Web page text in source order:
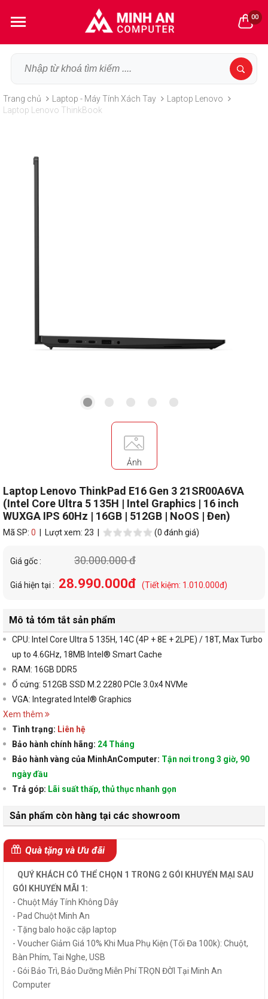
00
Trang chủ Laptop - Máy Tính Xách Tay
Laptop Lenovo
Laptop Lenovo ThinkBook
Ảnh
Laptop Lenovo ThinkPad E16 Gen 3 21SR00A6VA
(Intel Core Ultra 5 135H | Intel Graphics | 16 inch
WUXGA IPS 60Hz | 16GB | 512GB | NoOS | Đen)
Mã SP: 0 | Lượt xem: 23 | (0 đánh giá)
Giá gốc : 30.000.000 đ
Giá hiện tại : 28.990.000đ (Tiết kiệm: 1.010.000đ)
Mô tả tóm tắt sản phẩm
CPU: Intel Core Ultra 5 135H, 14C (4P + 8E + 2LPE) / 18T, Max Turbo
up to 4.6GHz, 18MB Intel® Smart Cache
RAM: 16GB DDR5
Ổ cứng: 512GB SSD M.2 2280 PCIe 3.0x4 NVMe
VGA: Integrated Intel® Graphics
Xem thêm
Tình trạng: Liên hệ
Bảo hành chính hãng: 24 Tháng
Bảo hành vàng của MinhAnComputer: Tận nơi trong 3 giờ, 90
ngày đầu
Trả góp: Lãi suất thấp, thủ thục nhanh gọn
Sản phẩm còn hàng tại các showroom
Quà tặng và Ưu đãi
QUÝ KHÁCH CÓ THỂ CHỌN 1 TRONG 2 GÓI KHUYẾN MẠI SAU
GÓI KHUYẾN MÃI 1:
- Chuột Máy Tính Không Dây
- Pad Chuột Minh An
- Tặng balo hoặc cặp laptop
- Voucher Giảm Giá 10% Khi Mua Phụ Kiện (Tối Đa 100k): Chuột,
Bàn Phím, Tai Nghe, USB
- Gói Bảo Trì, Bảo Dưỡng Miễn Phí TRỌN ĐỜI Tại Minh An
Computer